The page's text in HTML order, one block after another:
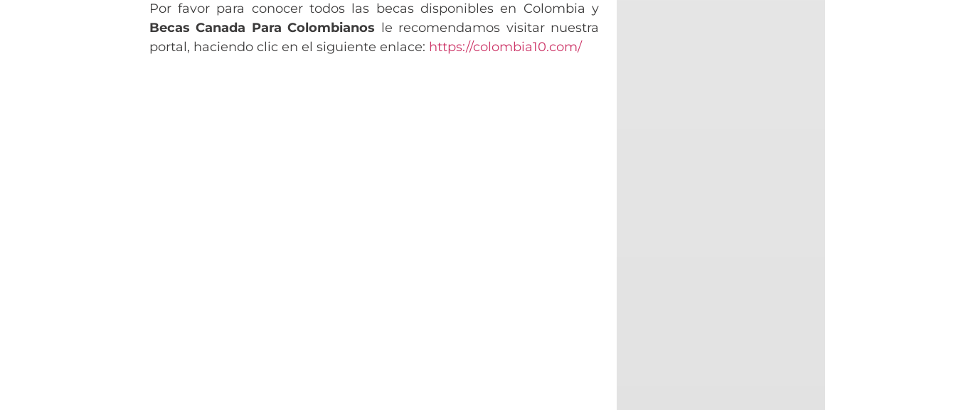
Por favor para conocer todos las becas disponibles en Colombia y
Becas Canada Para Colombianos le recomendamos visitar nuestra
portal, haciendo clic en el siguiente enlace: https://colombia10.com/